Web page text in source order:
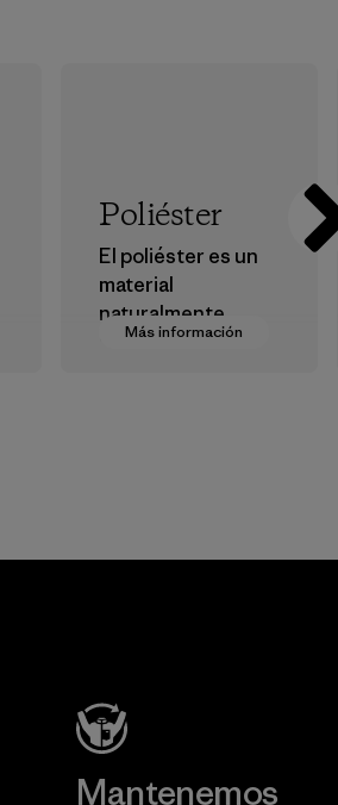
Más información
Poliéster
El poliéster es un
material
naturalmente
hidrófugo
Material
Mantenemos